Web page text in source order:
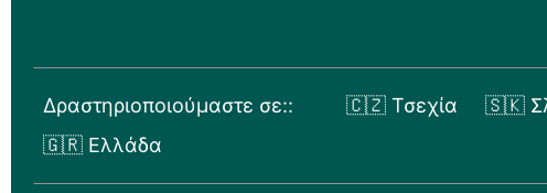
Δραστηριοποιούμαστε σε:: 🇨🇿 Τσεχία 🇸🇰
🇬🇷 Ελλάδα